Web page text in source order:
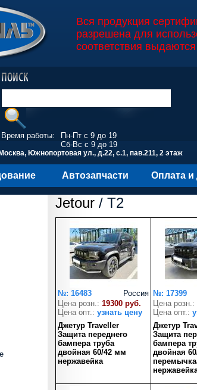
Вся продукция
разрешена для
соответствия
Время работы:
Пн-Пт с 9 до 19
Сб-Вс с 9 до 19
Москва, Южнопортовая ул., д.22, с.1, пав.211, 2 этаж
Автозапчасти Оплата и
Jetour / T2
Россия
№: 16483
Цена розн.: 19300 руб.
Цена опт.: узнать цену
Джетур Traveller
Защита переднего
бампера труба
двойная 60/42 мм
нержавейка
№: 17399
Цена розн.:
Цена опт.:
Джетур
Защита
бампера
двойная